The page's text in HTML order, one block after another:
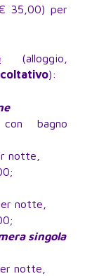
35,00) per
(alloggio,
):
bagno
notte,
notte,
singola
notte,